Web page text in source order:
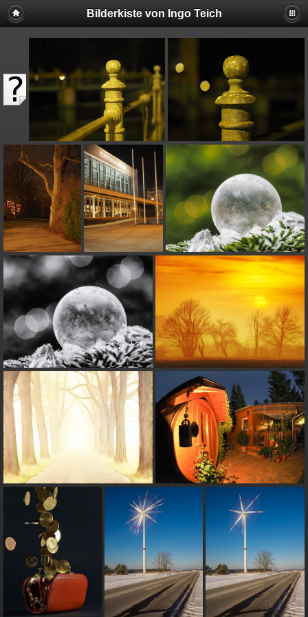
Bilderkiste von Ingo Teich